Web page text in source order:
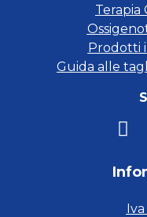
Terapia
Prodotti
Guida alle